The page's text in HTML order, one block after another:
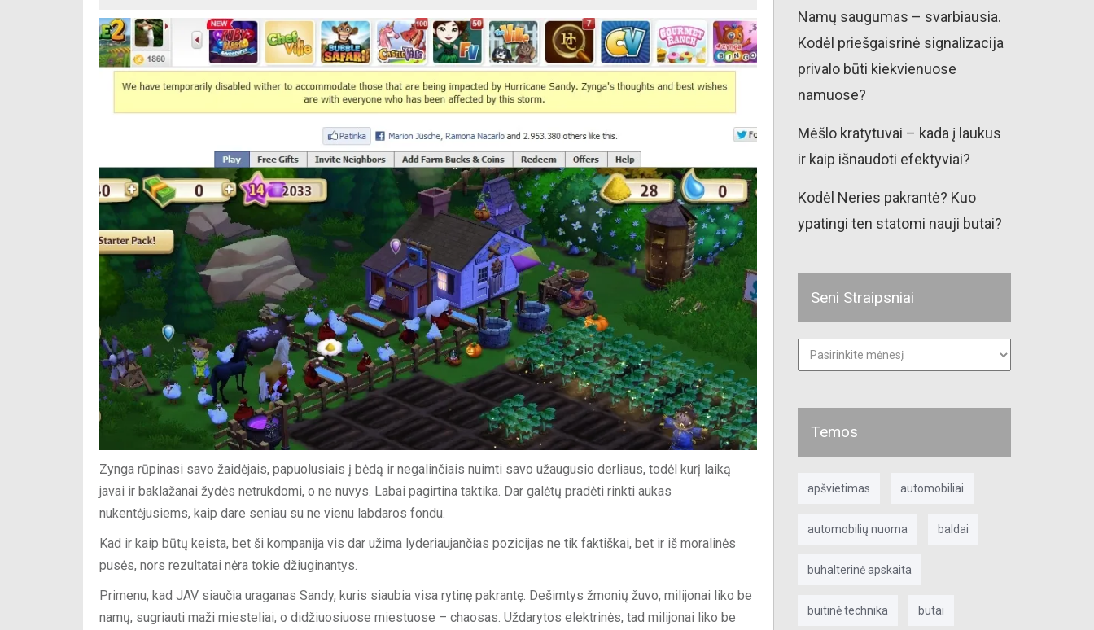
Zynga rūpinasi savo žaidėjais, papuolusiais į bėdą ir negalinčiais nuimti savo užaugusio derliaus, todėl kurį laiką
javai ir baklažanai žydės netrukdomi, o ne nuvys. Labai pagirtina taktika. Dar galėtų pradėti rinkti aukas
nukentėjusiems, kaip dare seniau su ne vienu labdaros fondu.
Kad ir kaip būtų keista, bet ši kompanija vis dar užima lyderiaujančias pozicijas ne tik faktiškai, bet ir iš moralinės
pusės, nors rezultatai nėra tokie džiuginantys.
Primenu, kad JAV siaučia uraganas Sandy, kuris siaubia visa rytinę pakrantę. Dešimtys žmonių žuvo, milijonai liko be
namų, sugriauti maži miesteliai, o didžiuosiuose miestuose – chaosas. Uždarytos elektrinės, tad milijonai liko be
Namų saugumas – svarbiausia.
Kodėl priešgaisrinė signalizacija
privalo būti kiekvienuose
namuose?
Mėšlo kratytuvai – kada į laukus
ir kaip išnaudoti efektyviai?
Kodėl Neries pakrantė? Kuo
ypatingi ten statomi nauji butai?
Seni Straipsniai
Seni
straipsniai
Temos
apšvietimas automobiliai
automobilių nuoma baldai
buhalterinė apskaita
buitinė technika butai